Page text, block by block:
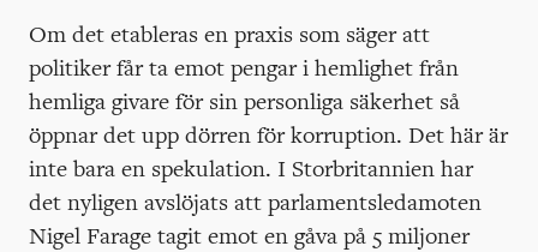
Om det etableras en praxis som säger att
politiker får ta emot pengar i hemlighet från
hemliga givare för sin personliga säkerhet så
öppnar det upp dörren för korruption. Det här är
inte bara en spekulation. I Storbritannien har
det nyligen avslöjats att parlamentsledamoten
Nigel Farage tagit emot en gåva på 5 miljoner